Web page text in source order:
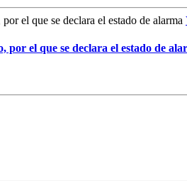
por el que se declara el estado de